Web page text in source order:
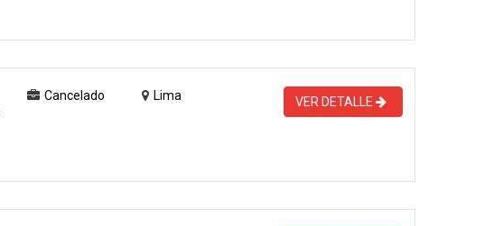
Cancelado Lima VER DETALLE